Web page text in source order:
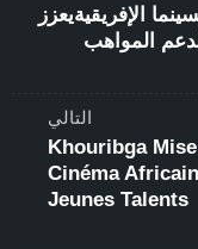
للسينما الإفريقيةيعزز
المواهب
التالي
Khouribga
Cinéma
Jeunes Talents